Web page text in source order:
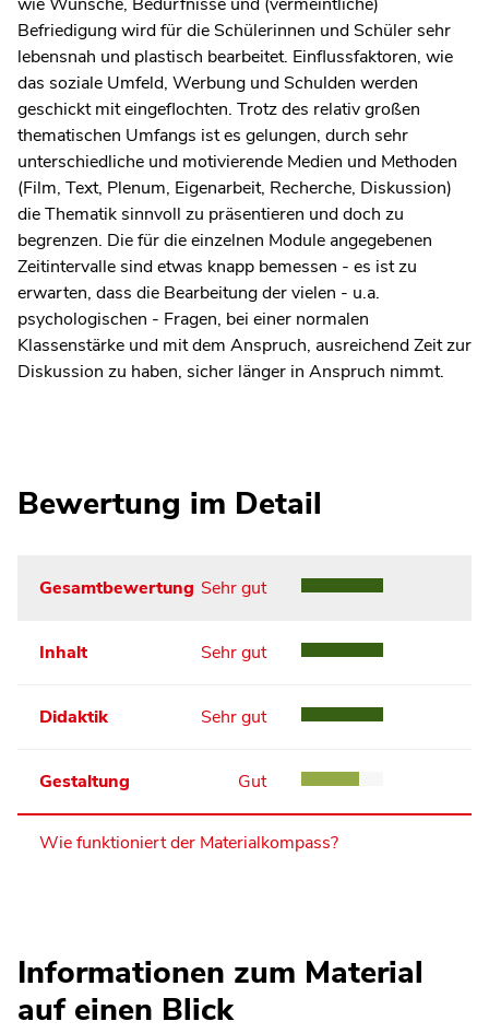
Befriedigung wird für die Schülerinnen und Schüler sehr
lebensnah und plastisch bearbeitet. Einflussfaktoren, wie
das soziale Umfeld, Werbung und Schulden werden
geschickt mit eingeflochten. Trotz des relativ großen
thematischen Umfangs ist es gelungen, durch sehr
unterschiedliche und motivierende Medien und Methoden
(Film, Text, Plenum, Eigenarbeit, Recherche, Diskussion)
die Thematik sinnvoll zu präsentieren und doch zu
begrenzen. Die für die einzelnen Module angegebenen
Zeitintervalle sind etwas knapp bemessen - es ist zu
erwarten, dass die Bearbeitung der vielen - u.a.
psychologischen - Fragen, bei einer normalen
Klassenstärke und mit dem Anspruch, ausreichend Zeit zur
Diskussion zu haben, sicher länger in Anspruch nimmt.
Bewertung im Detail
Gesamtbewertung Sehr gut
Inhalt Sehr gut
Didaktik Sehr gut
Gestaltung Gut
Wie funktioniert der Materialkompass?
Informationen zum Material
auf einen Blick